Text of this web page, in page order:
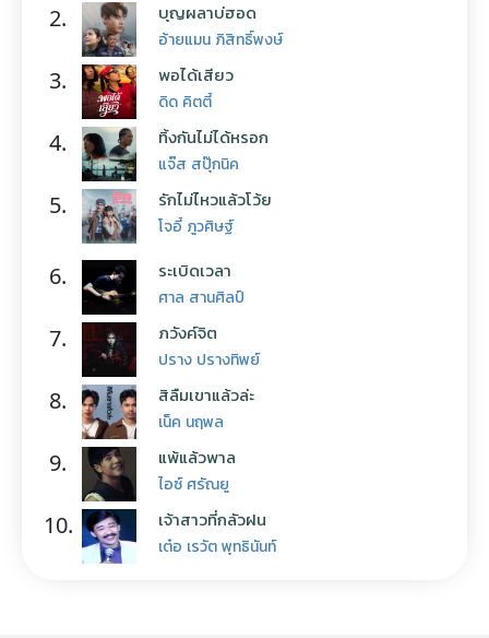
2. บุญผลาบ่ฮอด
อ้ายแมน ภิสิทธิ์พงษ์
3. พอได้เสียว
ดิด คิตตี้
4. ทิ้งกันไม่ได้หรอก
แจ๊ส สปุ๊กนิค
5. รักไม่ไหวแล้วโว้ย
โจอี้ ภูวศิษฐ์
6. ระเบิดเวลา
ศาล สานศิลป์
7. ภวังค์จิต
ปราง ปรางทิพย์
8. สิลืมเขาแล้วล่ะ
เน็ค นฤพล
9. แพ้แล้วพาล
ไอซ์ ศรัณยู
10. เจ้าสาวที่กลัวฝน
เต๋อ เรวัต พุทธินันท์